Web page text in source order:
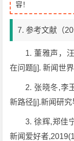
容！
7. 参考文献（
1. 董雅声，
在问题[j]. 新闻世
2. 张晓冬,李
新路径[j].新闻研
3. 徐辉,郑佳
新闻爱好者